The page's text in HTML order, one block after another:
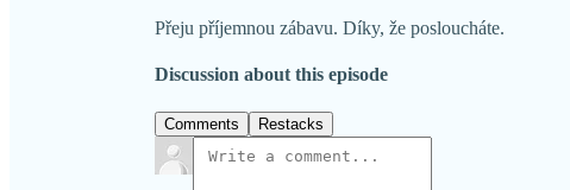
Přeju příjemnou zábavu. Díky, že posloucháte.
Discussion about this episode
Comments Restacks